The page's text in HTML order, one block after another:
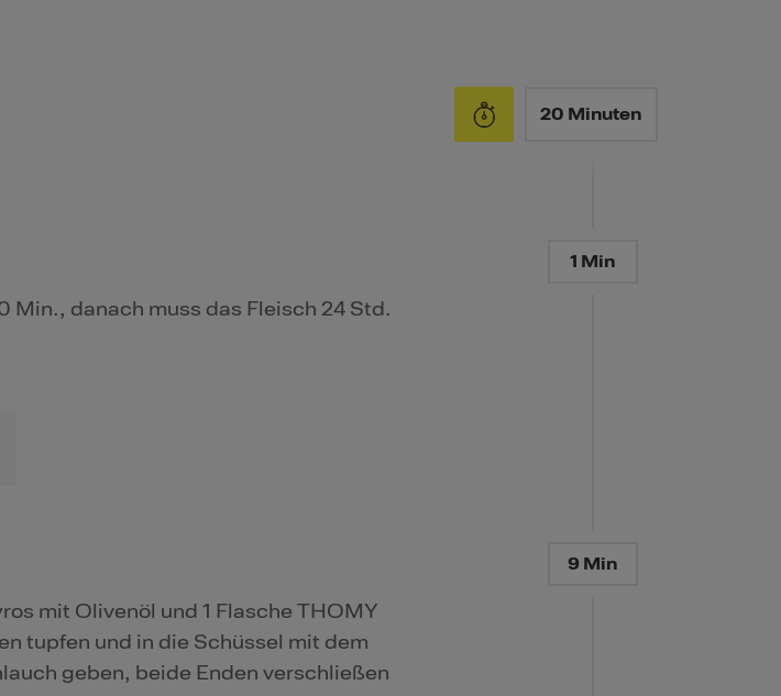
20 Minuten
1 Min
danach muss das Fleisch 24 Std.
9 Min
mit Olivenöl und 1 Flasche THOMY
tupfen und in die Schüssel mit dem
geben, beide Enden verschließen